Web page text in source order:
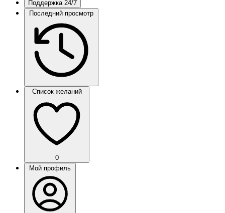
Поддержка 24/7
Последний просмотр
Список желаний
0
Мой профиль